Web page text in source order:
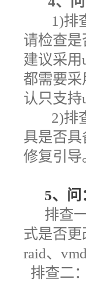
1)排查
请检查是
建议采
都需要采
认只支持
2)排
具是否
修复引导
5、问
排查一
式是否更
raid、
排查二